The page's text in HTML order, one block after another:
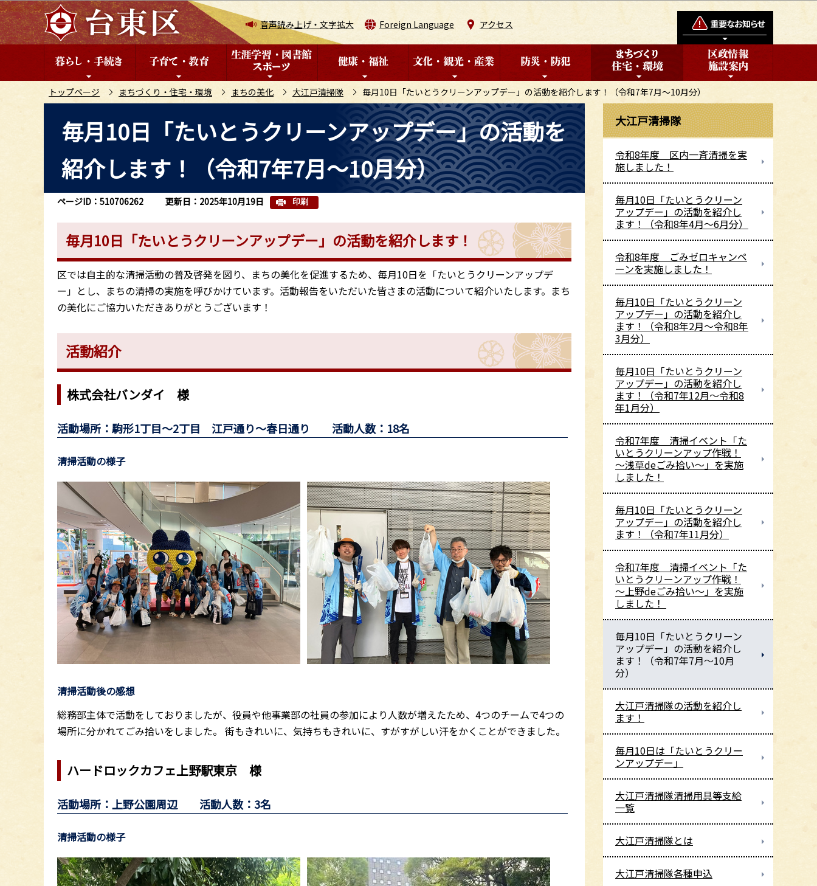
こ
の
ペ
音声読み上げ・文字拡大 Foreign Language アクセス
トップページ まちづくり・住宅・環境 まちの美化 大江戸清掃隊 毎月10日「たいとうクリーンアップデー」の活動を紹介します！（令和7年7月～10月分）
ら
毎月10日「たいとうクリーンアップデー」の活動を
紹介します！（令和7年7月～10月分）
ページID：510706262 更新日：2025年10月19日 印刷
毎月10日「たいとうクリーンアップデー」の活動を紹介します！
区では自主的な清掃活動の普及啓発を図り、まちの美化を促進するため、毎月10日を「たいとうクリーンアップデ
ー」とし、まちの清掃の実施を呼びかけています。活動報告をいただいた皆さまの活動について紹介いたします。まち
の美化にご協力いただきありがとうございます！
活動紹介
株式会社バンダイ 様
活動場所：駒形1丁目～2丁目 江戸通り～春日通り 活動人数：18名
清掃活動の様子
清掃活動後の感想
総務部主体で活動をしておりましたが、役員や他事業部の社員の参加により人数が増えたため、4つのチームで4つの
場所に分かれてごみ拾いをしました。 街もきれいに、気持ちもきれいに、すがすがしい汗をかくことができました。
ハードロックカフェ上野駅東京 様
活動場所：上野公園周辺 活動人数：3名
清掃活動の様子
大江戸清掃隊
令和8年度 区内一斉清掃を実
施しました！
毎月10日「たいとうクリーン
アップデー」の活動を紹介し
ます！（令和8年4月～6月分）
令和8年度 ごみゼロキャンペ
ーンを実施しました！
毎月10日「たいとうクリーン
アップデー」の活動を紹介し
ます！（令和8年2月～令和8年
3月分）
毎月10日「たいとうクリーン
アップデー」の活動を紹介し
ます！（令和7年12月～令和8
年1月分）
令和7年度 清掃イベント「た
いとうクリーンアップ作戦！
～浅草deごみ拾い～」を実施
しました！
毎月10日「たいとうクリーン
アップデー」の活動を紹介し
ます！（令和7年11月分）
令和7年度 清掃イベント「た
いとうクリーンアップ作戦！
～上野deごみ拾い～」を実施
しました！
毎月10日「たいとうクリーン
アップデー」の活動を紹介し
ます！（令和7年7月～10月
分）
大江戸清掃隊の活動を紹介し
ます！
毎月10日は「たいとうクリー
ンアップデー」
大江戸清掃隊清掃用具等支給
一覧
大江戸清掃隊とは
大江戸清掃隊各種申込